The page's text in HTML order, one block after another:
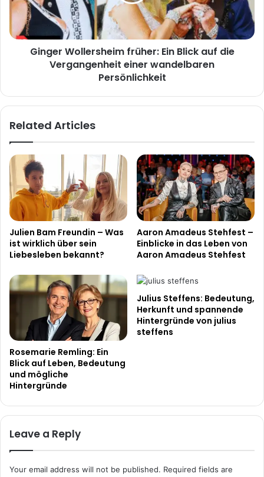
die
Vergangenheit
einer
wandelbaren
Persönlichkeit
Ginger Wollersheim früher: Ein Blick auf die
Vergangenheit einer wandelbaren
Persönlichkeit
Related Articles
Julien Bam Freundin – Was
ist wirklich über sein
Liebesleben bekannt?
Aaron Amadeus Stehfest –
Einblicke in das Leben von
Aaron Amadeus Stehfest
Rosemarie Remling: Ein
Blick auf Leben, Bedeutung
und mögliche
Hintergründe
Julius Steffens: Bedeutung,
Herkunft und spannende
Hintergründe von julius
steffens
Leave a Reply
Your email address will not be published. Required fields are